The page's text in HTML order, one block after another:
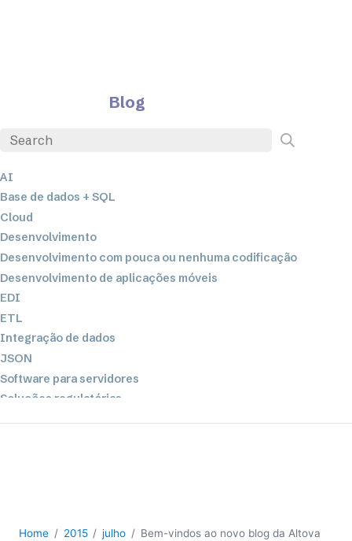
Blog
AI
Base de dados + SQL
Cloud
Desenvolvimento
Desenvolvimento com pouca ou nenhuma codificação
Desenvolvimento de aplicações móveis
EDI
ETL
Integração de dados
JSON
Software para servidores
Soluções regulatórias
Home 2015 julho Bem-vindos ao novo blog da Altova